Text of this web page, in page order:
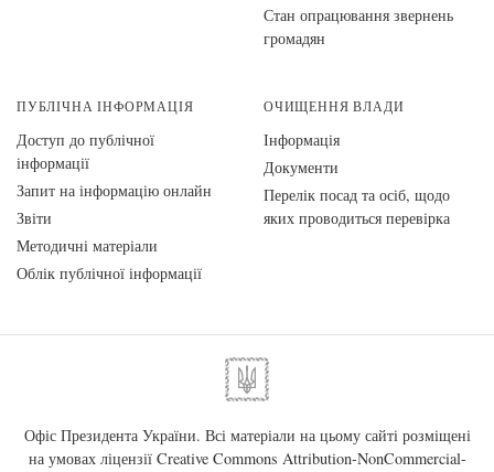
Стан опрацювання звернень
громадян
ПУБЛІЧНА ІНФОРМАЦІЯ
Доступ до публічної
інформації
Запит на інформацію онлайн
Звіти
Методичні матеріали
Облік публічної інформації
ОЧИЩЕННЯ ВЛАДИ
Інформація
Документи
Перелік посад та осіб, щодо
яких проводиться перевірка
Офіс Президента України. Всі матеріали на цьому сайті розміщені
на умовах ліцензії Creative Commons Attribution-NonCommercial-